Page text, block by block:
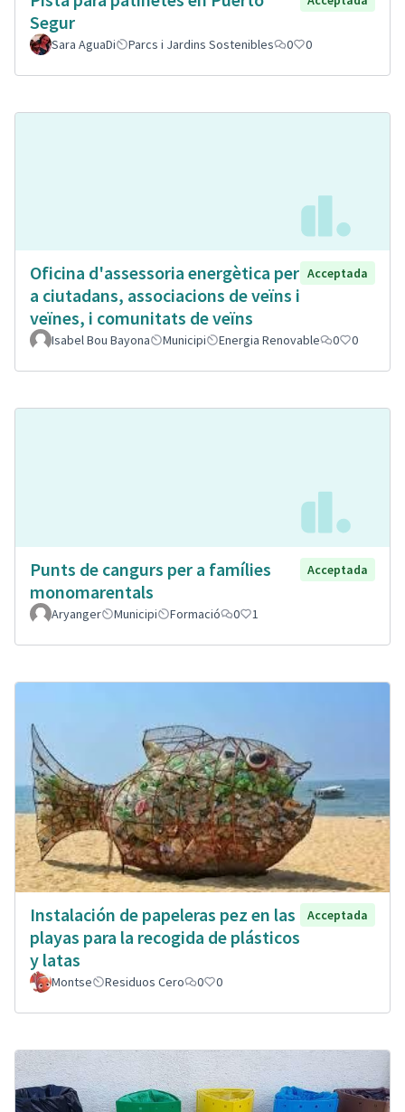
Segur
Sara AguaDi Parcs i Jardins Sostenibles 0 0
Oficina d'assessoria energètica per
a ciutadans, associacions de veïns i
veïnes, i comunitats de veïns
Acceptada
Isabel Bou Bayona Municipi Energia Renovable 0 0
Punts de cangurs per a famílies
monomarentals
Acceptada
Aryanger Municipi Formació 0 1
Instalación de papeleras pez en las
playas para la recogida de plásticos
y latas
Acceptada
Montse Residuos Cero 0 0